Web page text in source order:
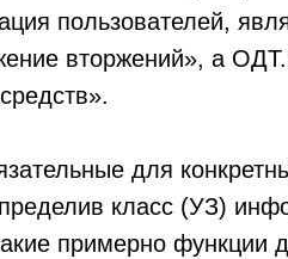
пользователей,
вторжений», а
для
класс (УЗ)
примерно функции